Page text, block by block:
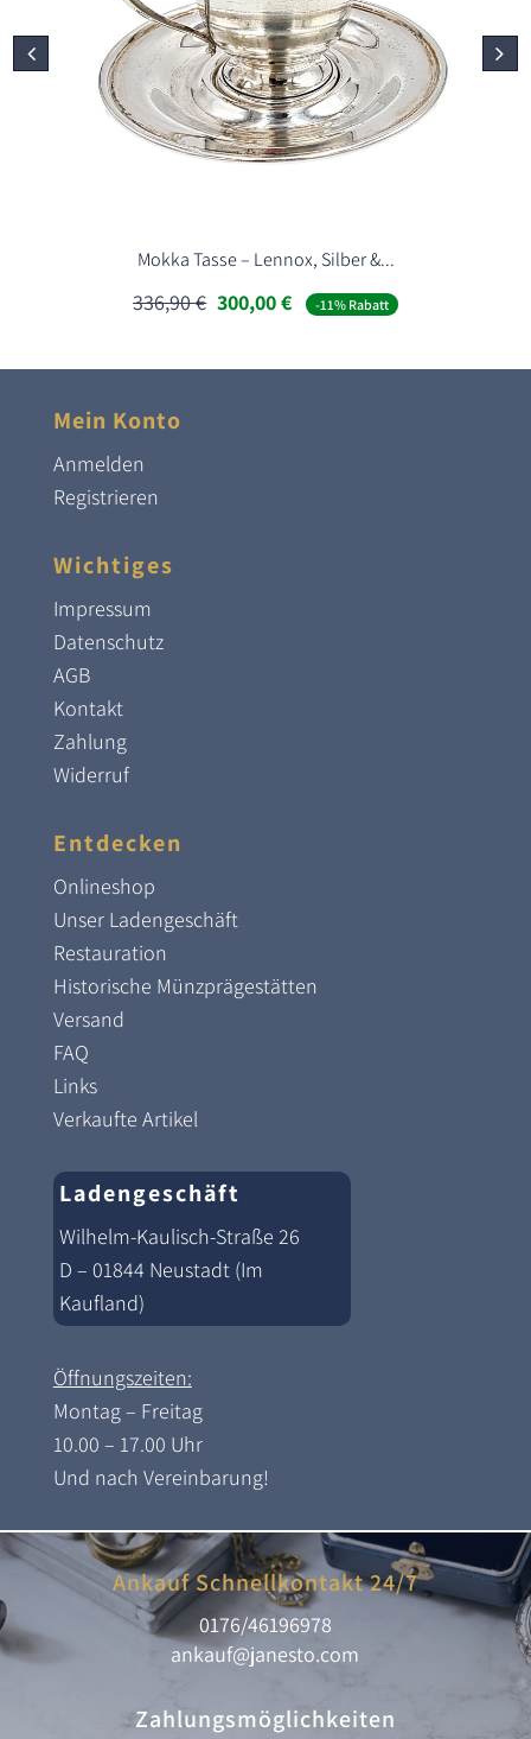
Mokka Tasse – Lennox, Silber &...
336,90€ Ursprünglicher
Preis
336,90 €
300,00€Aktueller
Preis
300,00 €.
-11% Rabatt
Mein Konto
Anmelden
Registrieren
Wichtiges
Impressum
Datenschutz
AGB
Kontakt
Zahlung
Widerruf
Entdecken
Onlineshop
Unser Ladengeschäft
Restauration
Historische Münzprägestätten
Versand
FAQ
Links
Verkaufte Artikel
Ladengeschäft
Wilhelm-Kaulisch-Straße 26
D – 01844 Neustadt (Im
Kaufland)
Öffnungszeiten:
Montag – Freitag
10.00 – 17.00 Uhr
Und nach Vereinbarung!
Ankauf Schnellkontakt 24/7
0176/46196978
ankauf@janesto.com
Zahlungsmöglichkeiten